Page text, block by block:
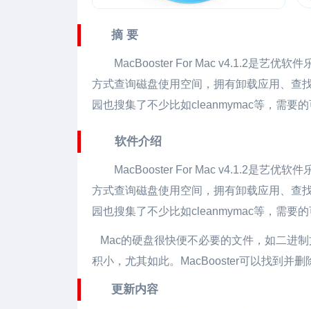
摘 要
MacBooster For Mac v4.1.2是艺优软件
方式查询磁盘使用空间，拥有卸载应用、查
园也搜集了不少比如cleanmymac等，需要的
软件介绍
MacBooster For Mac v4.1.2是艺优软
方式查询磁盘使用空间，拥有卸载应用、查
园也搜集了不少比如cleanmymac等，需要的
Mac的硬盘很快便不必要的文件，如二进
积小，尤其如此。MacBooster可以找到并删
更新内容